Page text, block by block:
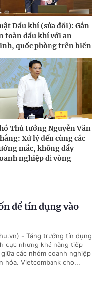
Dầu khí (sửa đổi): Gắn
toàn dầu khí với an
quốc phòng trên biển
Thủ tướng Nguyễn Văn
Xử lý đến cùng các
mắc, không đẩy
nghiệp đi vòng
để tín dụng vào
- Tăng trưởng tín dụng
cực nhưng khả năng tiếp
các nhóm doanh nghiệp
hóa. Vietcombank cho...